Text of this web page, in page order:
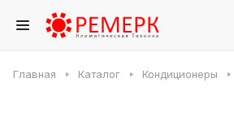
Главная Каталог Кондиционеры